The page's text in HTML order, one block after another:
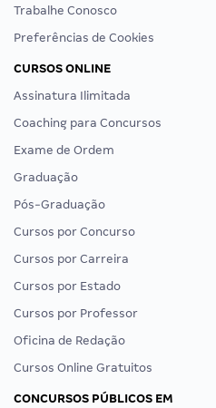
Trabalhe Conosco
Preferências de Cookies
CURSOS ONLINE
Assinatura Ilimitada
Coaching para Concursos
Exame de Ordem
Graduação
Pós-Graduação
Cursos por Concurso
Cursos por Carreira
Cursos por Estado
Cursos por Professor
Oficina de Redação
Cursos Online Gratuitos
CONCURSOS PÚBLICOS EM